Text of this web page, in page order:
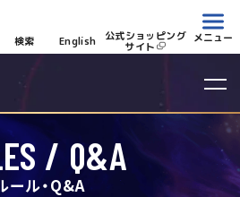
検索 English 公式ショッピング
サイト
メニュー
/ Q&A
ール・Q&A